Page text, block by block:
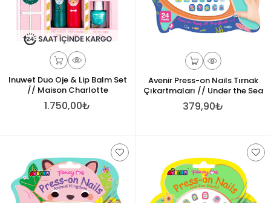
Inuwet Duo Oje & Lip Balm Set
// Maison Charlotte
1.750,00₺
Avenir Press-on Nails Tırnak
Çıkartmaları // Under the Sea
379,90₺